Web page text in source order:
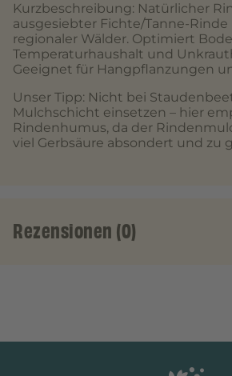
Kurzbeschreibung: Natürlicher
ausgesiebter Fichte/Tanne-Rinde
regionaler Wälder. Optimiert
Temperaturhaushalt und
Geeignet für Hangpflanzungen
Unser Tipp: Nicht bei
Mulchschicht einsetzen – hier
Rindenhumus, da der
viel Gerbsäure absondert und zu
Rezensionen (0)